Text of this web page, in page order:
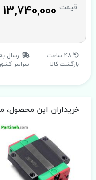
قیمت :13,740,000
۴۸ ساعت
بازگشت کالا
ارسال به
سراسر
خریداران این محصول،